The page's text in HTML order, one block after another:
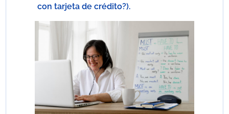
con tarjeta de crédito?).